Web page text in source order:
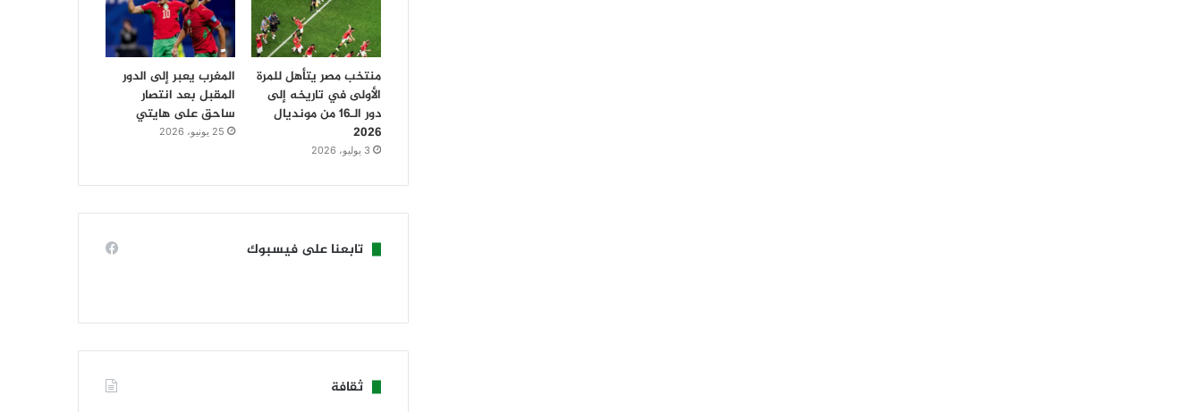
منتخب مصر يتأهل للمرة
الأولى في تاريخه إلى
دور الـ16 من مونديال
2026
3 يوليو، 2026
المغرب يعبر إلى الدور
المقبل بعد انتصار
ساحق على هايتي
25 يونيو، 2026
تابعنا على فيسبوك
ثقافة